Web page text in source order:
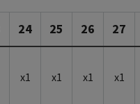
24 25 26 27
x1 x1 x1 x1